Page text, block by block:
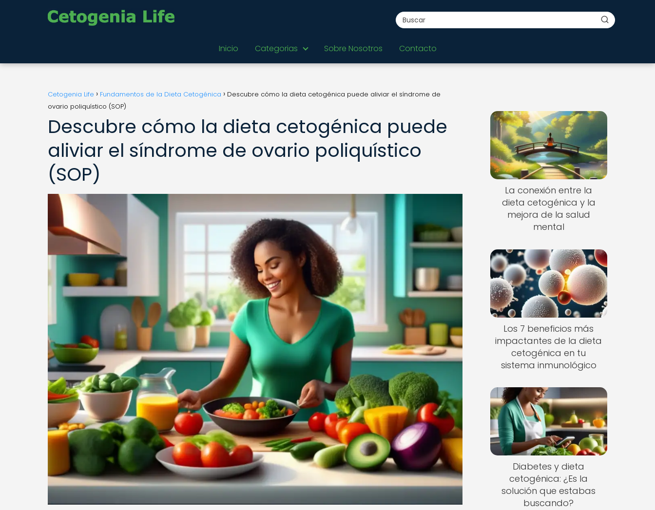
Inicio Categorias Sobre Nosotros Contacto
Cetogenia Life Fundamentos de la Dieta Cetogénica
Descubre cómo la dieta cetogénica puede aliviar el síndrome de
ovario poliquístico (SOP)
Descubre cómo la dieta cetogénica puede
aliviar el síndrome de ovario poliquístico
(SOP)
La conexión entre la
dieta cetogénica y la
mejora de la salud
mental
Los 7 beneficios más
impactantes de la dieta
cetogénica en tu
sistema inmunológico
Diabetes y dieta
cetogénica: ¿Es la
solución que estabas
buscando?